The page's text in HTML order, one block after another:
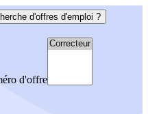
d'offres d'emploi ?
d'offre